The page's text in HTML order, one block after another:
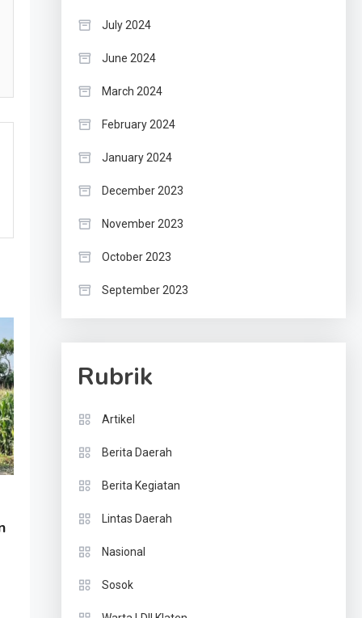
July 2024
June 2024
March 2024
February 2024
January 2024
December 2023
November 2023
October 2023
September 2023
Rubrik
Artikel
Berita Daerah
Berita Kegiatan
Lintas Daerah
Nasional
Sosok